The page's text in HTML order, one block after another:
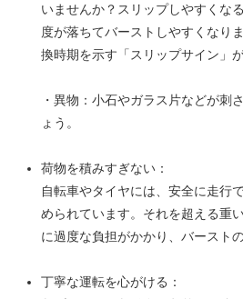
いませんか？スリップしやすくな
度が落ちてバーストしやすくなり
換時期を示す「スリップサイン」が
・異物：小石やガラス片などが刺
ょう。
荷物を積みすぎない：
自転車やタイヤには、安全に走行
められています。それを超える重
に過度な負担がかかり、バースト
丁寧な運転を心がける：